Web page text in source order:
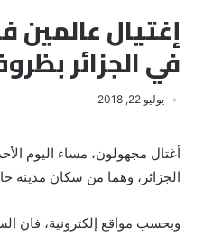
إغتيال
في الجزائر
يوليو 22, 2018
أغتال مجهولون، مساء اليوم
الجزائر، وهما من سكان مدينة
وبحسب مواقع إلكترونية، فان